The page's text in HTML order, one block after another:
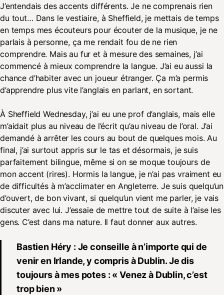
J’entendais des accents différents. Je ne comprenais rien
du tout… Dans le vestiaire, à Sheffield, je mettais de temps
en temps mes écouteurs pour écouter de la musique, je ne
parlais à personne, ça me rendait fou de ne rien
comprendre. Mais au fur et à mesure des semaines, j’ai
commencé à mieux comprendre la langue. J’ai eu aussi la
chance d’habiter avec un joueur étranger. Ça m’a permis
d’apprendre plus vite l’anglais en parlant, en sortant.
À Sheffield Wednesday, j’ai eu une prof d’anglais, mais elle
m’aidait plus au niveau de l’écrit qu’au niveau de l’oral. J’ai
demandé à arrêter les cours au bout de quelques mois. Au
final, j’ai surtout appris sur le tas et désormais, je suis
parfaitement bilingue, même si on se moque toujours de
mon accent (rires). Hormis la langue, je n’ai pas vraiment eu
de difficultés à m’acclimater en Angleterre. Je suis quelqu’un
d’ouvert, de bon vivant, si quelqu’un vient me parler, je vais
discuter avec lui. J’essaie de mettre tout de suite à l’aise les
gens. C’est dans ma nature. Il faut donner aux autres.
Bastien Héry : Je conseille à n’importe qui de
venir en Irlande, y compris à Dublin. Je dis
toujours à mes potes : « Venez à Dublin, c’est
trop bien »